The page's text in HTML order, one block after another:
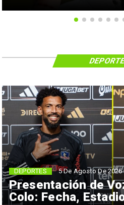
Presentación de
Colo: Fecha,
DEPORTES 5 De Agosto De 2026